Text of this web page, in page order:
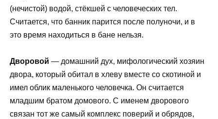
(нечистой) водой, стёкшей с человеческих тел.
Считается, что банник парится после полуночи, и в
это время находиться в бане нельзя.
Дворовой — домашний дух, мифологический хозяин
двора, который обитал в хлеву вместе со скотиной и
имел облик маленького человечка. Он считается
младшим братом домового. С именем дворового
связан тот же самый комплекс поверий и обрядов,